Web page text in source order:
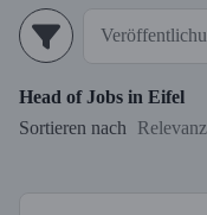
Head ofJobs in Eifel
Sortieren nach Relevanz